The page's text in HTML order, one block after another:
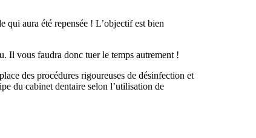
qui aura été repensée ! L’objectif est bien
Il vous faudra donc tuer le temps autrement !
des procédures rigoureuses de désinfection et
du cabinet dentaire selon l’utilisation de